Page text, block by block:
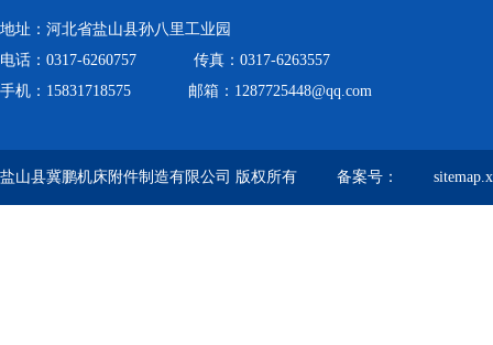
地址：河北省盐山县孙八里工业园
电话：0317-6260757 传真：0317-6263557
手机：15831718575 邮箱：1287725448@qq.com
盐山县冀鹏机床附件制造有限公司 版权所有 备案号：